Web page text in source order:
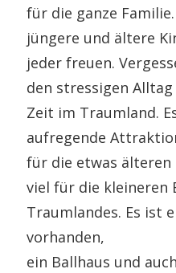
für die ganze
jüngere und ältere
jeder freuen.
den stressigen
Zeit im Traumland.
aufregende
für die etwas älteren
viel für die kleineren
Traumlandes. Es ist
vorhanden,
ein Ballhaus und